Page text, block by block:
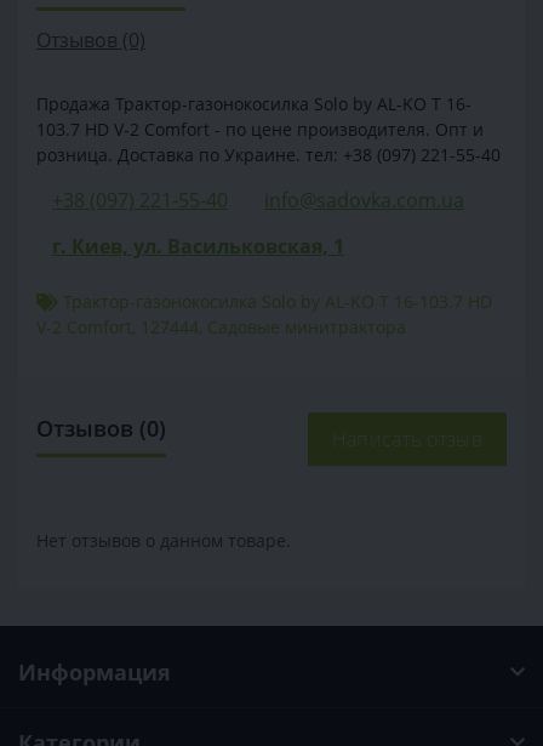
Отзывов (0)
Продажа Трактор-газонокосилка Solo by AL-KO T 16-
103.7 HD V-2 Comfort - по цене производителя. Опт и
розница. Доставка по Украине. тел: +38 (097) 221-55-40
+38 (097) 221-55-40
info@sadovka.com.ua
г. Киев, ул. Васильковская, 1
Трактор-газонокосилка Solo by AL-KO T 16-103.7 HD
V-2 Comfort, 127444, Садовые минитрактора
Отзывов (0) Написать отзыв
Нет отзывов о данном товаре.
Информация